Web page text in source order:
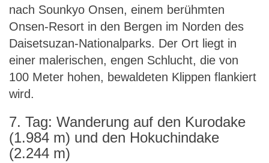
nach Sounkyo Onsen, einem berühmten
Onsen-Resort in den Bergen im Norden des
Daisetsuzan-Nationalparks. Der Ort liegt in
einer malerischen, engen Schlucht, die von
100 Meter hohen, bewaldeten Klippen flankiert
wird.
7. Tag: Wanderung auf den Kurodake
(1.984 m) und den Hokuchindake
(2.244 m)